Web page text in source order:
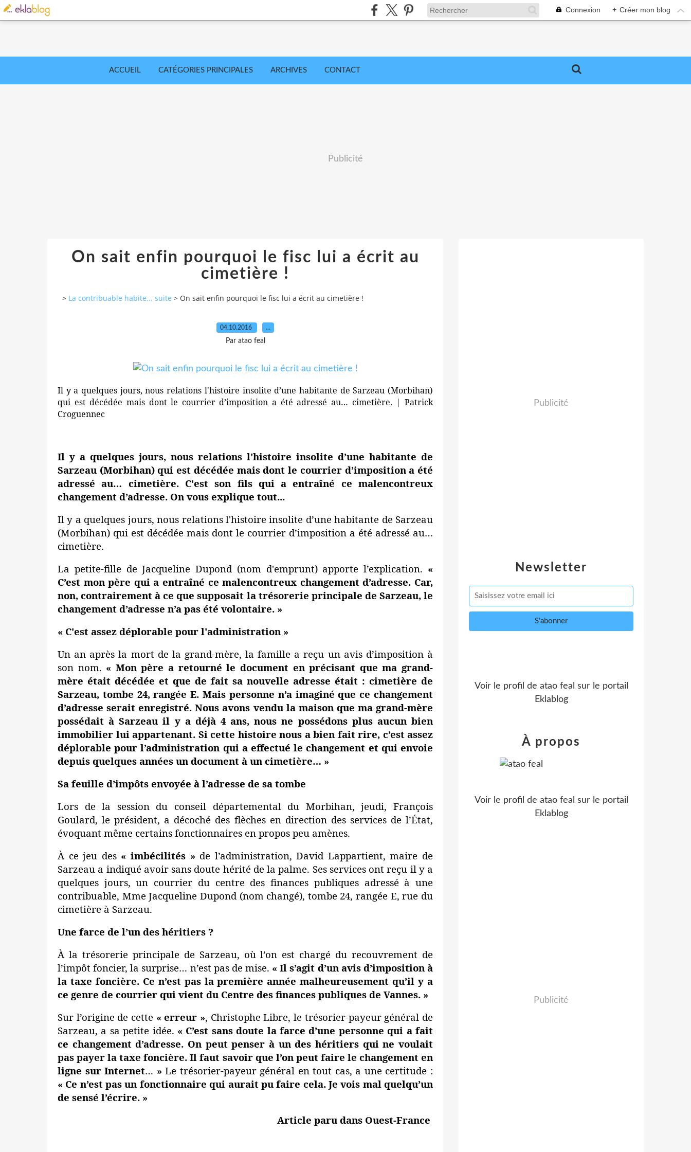
Connexion + Créer mon blog
ACCUEIL CATÉGORIES PRINCIPALES ARCHIVES CONTACT
Publicité
On sait enfin pourquoi le fisc lui a écrit au
cimetière !
> La contribuable habite... suite > On sait enfin pourquoi le fisc lui a écrit au cimetière !
04.10.2016 …
Par atao feal
Il y a quelques jours, nous relations l'histoire insolite d’une habitante de Sarzeau (Morbihan)
qui est décédée mais dont le courrier d’imposition a été adressé au… cimetière. | Patrick
Croguennec
Il y a quelques jours, nous relations l'histoire insolite d’une habitante de
Sarzeau (Morbihan) qui est décédée mais dont le courrier d’imposition a été
adressé au… cimetière. C'est son fils qui a entraîné ce malencontreux
changement d’adresse. On vous explique tout...
Il y a quelques jours, nous relations l'histoire insolite d’une habitante de Sarzeau
(Morbihan) qui est décédée mais dont le courrier d’imposition a été adressé au…
cimetière.
La petite-fille de Jacqueline Dupond (nom d'emprunt) apporte l’explication. «
C’est mon père qui a entraîné ce malencontreux changement d’adresse. Car,
non, contrairement à ce que supposait la trésorerie principale de Sarzeau, le
changement d’adresse n’a pas été volontaire. »
« C'est assez déplorable pour l'administration »
Un an après la mort de la grand-mère, la famille a reçu un avis d’imposition à
son nom. « Mon père a retourné le document en précisant que ma grand-
mère était décédée et que de fait sa nouvelle adresse était : cimetière de
Sarzeau, tombe 24, rangée E. Mais personne n’a imaginé que ce changement
d’adresse serait enregistré. Nous avons vendu la maison que ma grand-mère
possédait à Sarzeau il y a déjà 4 ans, nous ne possédons plus aucun bien
immobilier lui appartenant. Si cette histoire nous a bien fait rire, c’est assez
déplorable pour l’administration qui a effectué le changement et qui envoie
depuis quelques années un document à un cimetière… »
Sa feuille d’impôts envoyée à l’adresse de sa tombe
Lors de la session du conseil départemental du Morbihan, jeudi, François
Goulard, le président, a décoché des flèches en direction des services de l’État,
évoquant même certains fonctionnaires en propos peu amènes.
À ce jeu des « imbécilités » de l’administration, David Lappartient, maire de
Sarzeau a indiqué avoir sans doute hérité de la palme. Ses services ont reçu il y a
quelques jours, un courrier du centre des finances publiques adressé à une
contribuable, Mme Jacqueline Dupond (nom changé), tombe 24, rangée E, rue du
cimetière à Sarzeau.
Une farce de l’un des héritiers ?
À la trésorerie principale de Sarzeau, où l’on est chargé du recouvrement de
l’impôt foncier, la surprise… n’est pas de mise. « Il s’agit d’un avis d’imposition à
la taxe foncière. Ce n’est pas la première année malheureusement qu’il y a
ce genre de courrier qui vient du Centre des finances publiques de Vannes. »
Sur l’origine de cette « erreur », Christophe Libre, le trésorier-payeur général de
Sarzeau, a sa petite idée. « C’est sans doute la farce d’une personne qui a fait
ce changement d’adresse. On peut penser à un des héritiers qui ne voulait
pas payer la taxe foncière. Il faut savoir que l’on peut faire le changement en
ligne sur Internet… »Le trésorier-payeur général en tout cas, a une certitude :
« Ce n’est pas un fonctionnaire qui aurait pu faire cela. Je vois mal quelqu’un
de sensé l’écrire. »
Article paru dans Ouest-France
Newsletter
Publicité
Voir le profil de atao feal sur le portail
Eklablog
À propos
Voir le profil de atao feal sur le portail
Eklablog
Publicité